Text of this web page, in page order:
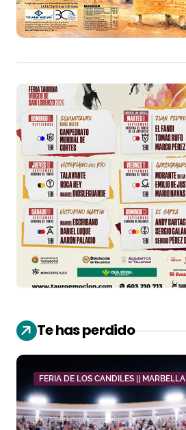
Te has perdido
FERIA DE LOS CANDILES || MARBELLA